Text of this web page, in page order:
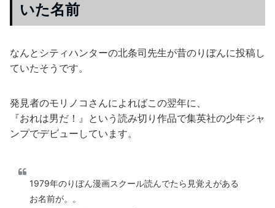
いた名前
なんとシティハンターの北条司先生が昔のりぼんに投稿し
ていたそうです。
発見者のモリノコさんによればこの翌年に、
『おれは男だ！』という読み切り作品で集英社の少年ジャ
ンプでデビューしています。
1979年のりぼん漫画スクール読んでたら見覚えがある
お名前が。。